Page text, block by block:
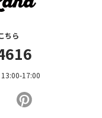
ちら
17:00